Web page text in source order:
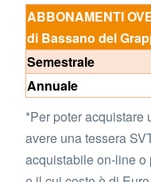
ABBONAMENTI
di Bassano del
Semestrale
Annuale
*Per poter acquistare
avere una tessera
acquistabile on-line o